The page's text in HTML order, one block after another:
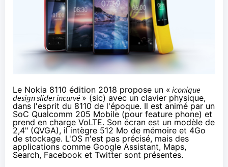
Le Nokia 8110 édition 2018 propose un « iconique
design slider incurvé » (sic) avec un clavier physique,
dans l'esprit du 8110 de l'époque. Il est animé par un
SoC Qualcomm 205 Mobile (pour feature phone) et
prend en charge VoLTE. Son écran est un modèle de
2,4" (QVGA), il intègre 512 Mo de mémoire et 4Go
de stockage. L'OS n'est pas précisé, mais des
applications comme Google Assistant, Maps,
Search, Facebook et Twitter sont présentes.